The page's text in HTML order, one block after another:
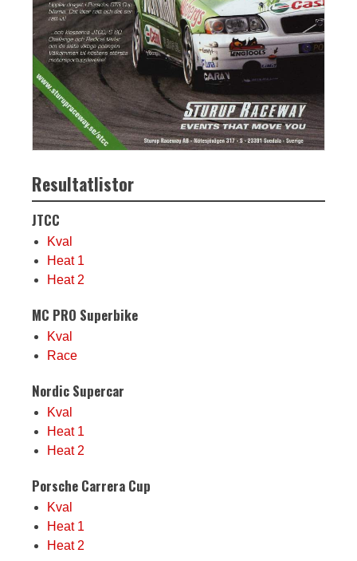
Resultatlistor
JTCC
Kval
Heat 1
Heat 2
MC PRO Superbike
Kval
Race
Nordic Supercar
Kval
Heat 1
Heat 2
Porsche Carrera Cup
Kval
Heat 1
Heat 2